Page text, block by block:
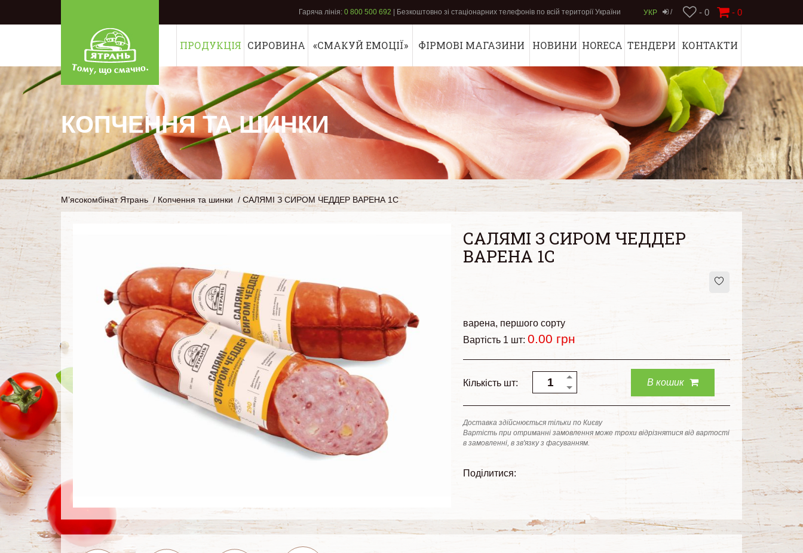
Гаряча лінія: 0 800 500 692 | Безкоштовно зі стаціонарних телефонів по всій території України УКР / - 0 - 0
ПРОДУКЦІЯ СИРОВИНА «СМАКУЙ ЕМОЦІЇ» ФІРМОВІ МАГАЗИНИ НОВИНИ HORECA ТЕНДЕРИ КОНТАКТИ
КОПЧЕННЯ ТА ШИНКИ
М’ясокомбінат Ятрань / Копчення та шинки / САЛЯМІ З СИРОМ ЧЕДДЕР ВАРЕНА 1С
САЛЯМІ З СИРОМ ЧЕДДЕР
ВАРЕНА 1С
варена першого сорту
Вартість 1 шт: 0.00 грн
Кількість шт: В кошик
Доставка здійснюється тільки по Києву
Вартість при отриманні замовлення може трохи відрізнятися від вартості
в замовленні, в зв'язку з фасуванням.
Поділитися: